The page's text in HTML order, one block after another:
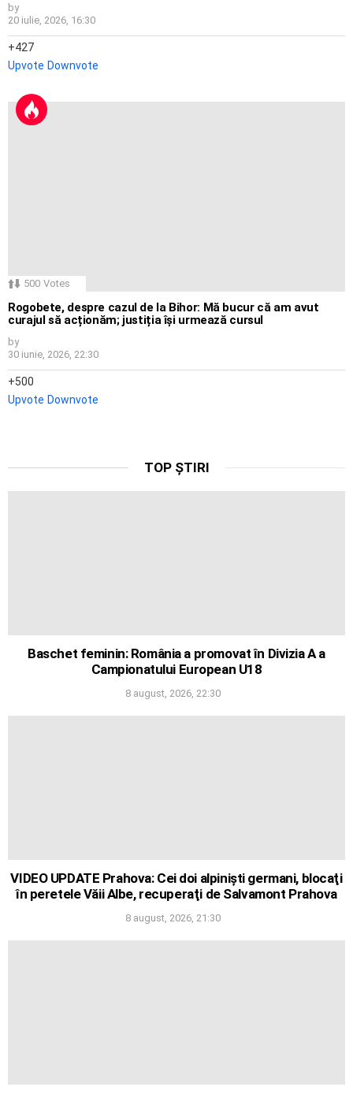
by
20 iulie, 2026, 16:30
427
Upvote Downvote
500 Votes
Rogobete, despre cazul de la Bihor: Mă bucur că am avut
curajul să acționăm; justiția își urmează cursul
by
30 iunie, 2026, 22:30
500
Upvote Downvote
TOP ȘTIRI
Baschet feminin: România a promovat în Divizia A a
Campionatului European U18
8 august, 2026, 22:30
VIDEO UPDATE Prahova: Cei doi alpinişti germani, blocaţi
în peretele Văii Albe, recuperaţi de Salvamont Prahova
8 august, 2026, 21:30